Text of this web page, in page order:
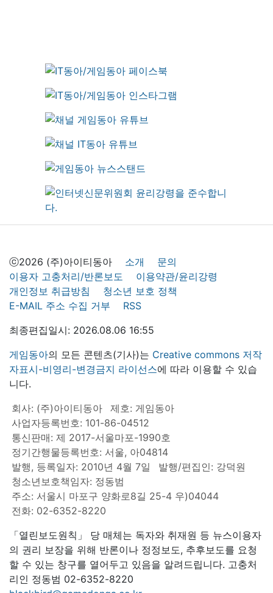
ⓒ2026 (주)아이티동아 소개
문의
이용자 고충처리/반론보도
이용약관/윤리강령
개인정보 취급방침
청소년 보호 정책
E-MAIL 주소 수집 거부
RSS
최종편집일시: 2026.08.06 16:55
게임동아의 모든 콘텐츠(기사)는 Creative commons 저작
자표시-비영리-변경금지 라이선스에 따라 이용할 수 있습
니다.
회사: (주)아이티동아
제호: 게임동아
사업자등록번호: 101-86-04512
통신판매: 제 2017-서울마포-1990호
정기간행물등록번호: 서울, 아04814
발행, 등록일자: 2010년 4월 7일
발행/편집인: 강덕원
청소년보호책임자: 정동범
주소: 서울시 마포구 양화로8길 25-4 우)04044
전화: 02-6352-8220
「열린보도원칙」 당 매체는 독자와 취재원 등 뉴스이용자
의 권리 보장을 위해 반론이나 정정보도, 추후보도를 요청
할 수 있는 창구를 열어두고 있음을 알려드립니다. 고충처
리인 정동범 02-6352-8220